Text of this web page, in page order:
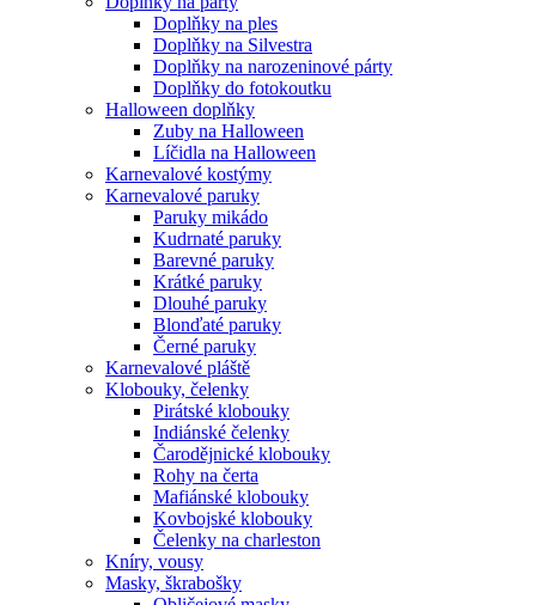
Doplňky na ples
Doplňky na Silvestra
Doplňky na narozeninové párty
Doplňky do fotokoutku
Halloween doplňky
Zuby na Halloween
Líčidla na Halloween
Karnevalové kostýmy
Karnevalové paruky
Paruky mikádo
Kudrnaté paruky
Barevné paruky
Krátké paruky
Dlouhé paruky
Blonďaté paruky
Černé paruky
Karnevalové pláště
Klobouky, čelenky
Pirátské klobouky
Indiánské čelenky
Čarodějnické klobouky
Rohy na čerta
Mafiánské klobouky
Kovbojské klobouky
Čelenky na charleston
Kníry, vousy
Masky, škrabošky